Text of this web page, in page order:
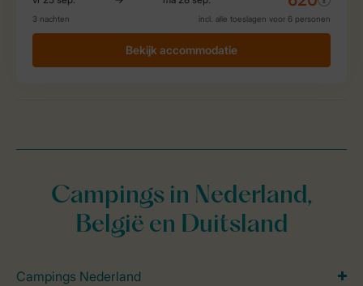
Campings in Nederland,
België en Duitsland
Campings Nederland